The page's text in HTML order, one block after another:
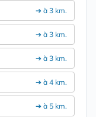
➔ à 3 km.
➔ à 3 km.
➔ à 3 km.
➔ à 4 km.
➔ à 5 km.